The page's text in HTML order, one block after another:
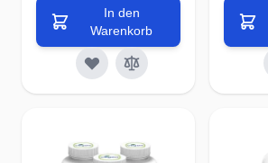
In den
Warenkorb